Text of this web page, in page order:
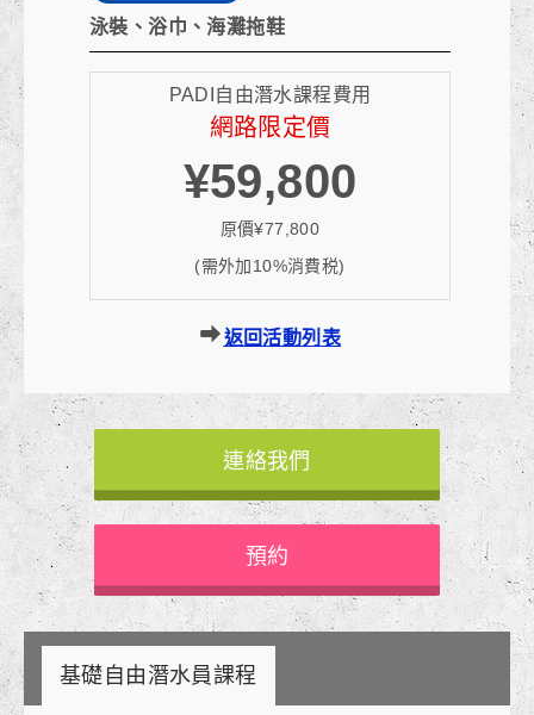
泳裝、浴巾、海灘拖鞋
PADI自由潛水課程費用
網路限定價
¥59,800
原價¥77,800
(需外加10%消費税)
返回活動列表
連絡我們
預約
基礎自由潛水員課程